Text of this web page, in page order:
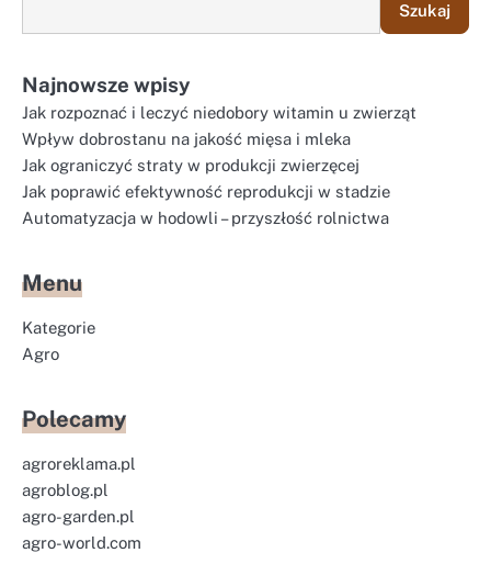
Szukaj
Najnowsze wpisy
Jak rozpoznać i leczyć niedobory witamin u zwierząt
Wpływ dobrostanu na jakość mięsa i mleka
Jak ograniczyć straty w produkcji zwierzęcej
Jak poprawić efektywność reprodukcji w stadzie
Automatyzacja w hodowli – przyszłość rolnictwa
Menu
Kategorie
Agro
Polecamy
agroreklama.pl
agroblog.pl
agro-garden.pl
agro-world.com